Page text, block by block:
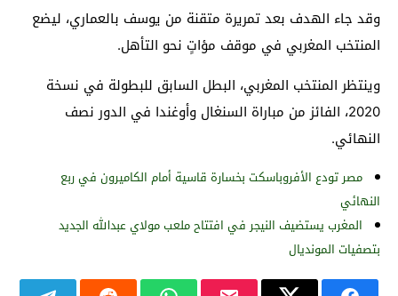
وقد جاء الهدف بعد تمريرة متقنة من يوسف بالعماري، ليضع
المنتخب المغربي في موقف مؤاتٍ نحو التأهل.
وينتظر المنتخب المغربي، البطل السابق للبطولة في نسخة
2020، الفائز من مباراة السنغال وأوغندا في الدور نصف
النهائي.
مصر تودع الأفروباسكت بخسارة قاسية أمام الكاميرون في ربع
النهائي
المغرب يستضيف النيجر في افتتاح ملعب مولاي عبدالله الجديد
بتصفيات المونديال